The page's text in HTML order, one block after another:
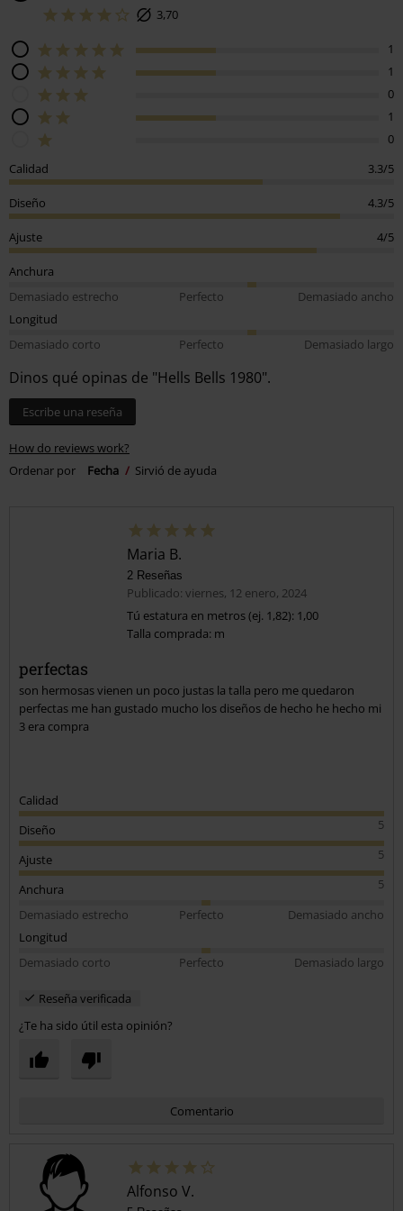
3,70
1
1
0
1
0
Calidad
3.3/5
Diseño 4.3/5
Ajuste 4/5
Anchura
Demasiado estrecho
Perfecto
Demasiado ancho
Longitud
Demasiado corto
Perfecto Demasiado largo
Dinos qué opinas de "Hells Bells 1980".
Escribe una reseña
How do reviews work?
Ordenar por
Fecha Sirvió de ayuda
Maria B.
2 Reseñas
Publicado: viernes, 12 enero, 2024
Tú estatura en metros (ej. 1,82): 1,00
Talla comprada: m
perfectas
son hermosas vienen un poco justas la talla pero me quedaron
perfectas me han gustado mucho los diseños de hecho he hecho mi
3 era compra
Calidad
5
Diseño
5
Ajuste
5
Anchura
Demasiado estrecho
Perfecto
Demasiado ancho
Longitud
Demasiado corto
Perfecto Demasiado largo
Reseña verificada
¿Te ha sido útil esta opinión?
Comentario
Alfonso V.